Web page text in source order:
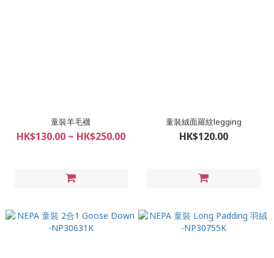
童裝羊毛襪
HK$130.00 ~ HK$250.00
童裝絨面羅紋legging
HK$120.00